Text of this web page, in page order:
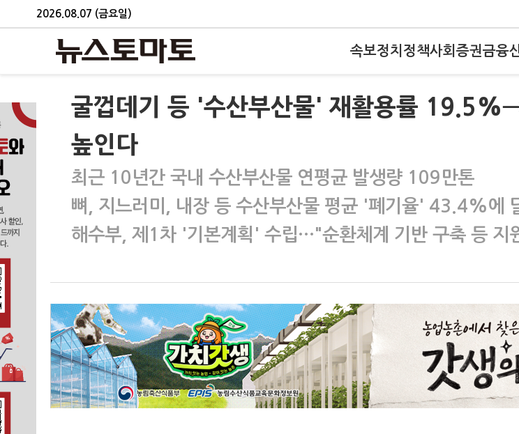
2026.08.07 (금요일)
속보정치 정책사회 증권금융
굴껍데기 등 '수산부산물' 재활용률
높인다
최근 10년간 국내 수산부산물 연평균 발생량 109만톤
뼈, 지느러미, 내장 등 수산부산물 평균 '폐기율' 43.4%에
해수부, 제1차 '기본계획' 수립…"순환체계 기반 구축 등 지